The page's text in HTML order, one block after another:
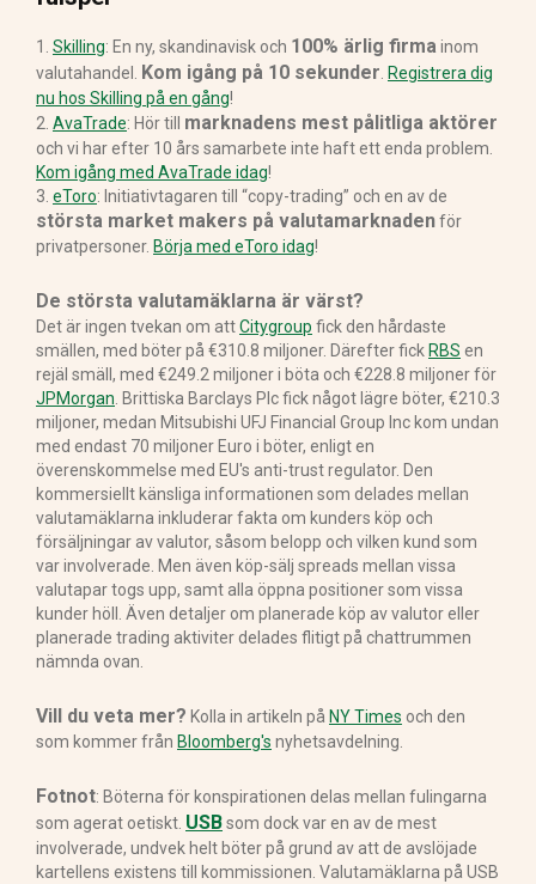
1. Skilling: En ny, skandinavisk och 100% ärlig firmainom
valutahandel. Kom igång på 10 sekunder. Registrera dig
nu hos Skilling på en gång!
2. AvaTrade: Hör till marknadens mest pålitliga aktörer
och vi har efter 10 års samarbete inte haft ett enda problem.
Kom igång med AvaTrade idag!
3. eToro: Initiativtagaren till “copy-trading” och en av de
största market makers på valutamarknadenför
privatpersoner. Börja med eToro idag!
De största valutamäklarna är värst?
Det är ingen tvekan om attCitygroup fick den hårdaste
smällen, med böter på €310.8 miljoner. Därefter fick RBS en
rejäl smäll, med €249.2 miljoner i böta och €228.8 miljoner för
JPMorgan. Brittiska Barclays Plc fick något lägre böter, €210.3
miljoner, medan Mitsubishi UFJ Financial Group Inc kom undan
med endast 70 miljoner Euro i böter, enligt en
överenskommelse med EU's anti-trust regulator. Den
kommersiellt känsliga informationen som delades mellan
valutamäklarna inkluderar fakta om kunders köp och
försäljningar av valutor, såsom belopp och vilken kund som
var involverade. Men även köp-sälj spreads mellan vissa
valutapar togs upp, samt alla öppna positioner som vissa
kunder höll. Även detaljer om planerade köp av valutor eller
planerade trading aktiviter delades flitigt på chattrummen
nämnda ovan.
Vill du veta mer? Kolla in artikeln på NY Times och den
som kommer från Bloomberg's nyhetsavdelning.
Fotnot: Böterna för konspirationen delas mellan fulingarna
som agerat oetiskt. USBsom dock var en av de mest
involverade, undvek helt böter på grund av att de avslöjade
kartellens existens till kommissionen. Valutamäklarna på USB